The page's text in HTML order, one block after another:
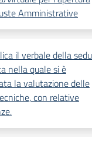
Amministrative
il verbale della
nella quale si è
la valutazione delle
con relative